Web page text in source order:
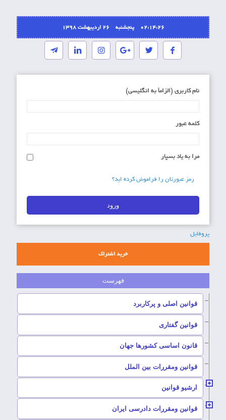
02:14:26 پنجشنبه ۲۶ اردیبهشت ۱۳۹۸
نام کاربری (الزاماَ به انگلیسی)
کلمه عبور
مرا به یاد بسپار
رمز عبورتان را فراموش کرده اید؟
پروفایل
خرید اشتراک
قوانین اصلی و پرکاربرد
قوانین گفتاری
قانون اساسی کشورها جهان
قوانین ومقررات بین الملل
ارشیو قوانین
قوانین ومقررات دادرسی ایران